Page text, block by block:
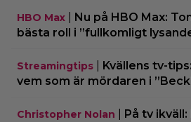
HBO Max
Nu på HBO Max:
bästa roll i ”fullkomligt
Streamingtips
Kvällens tv-
vem som är mördaren i
Christopher Nolan
På tv ikväll: